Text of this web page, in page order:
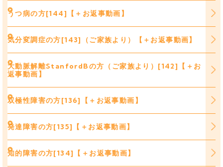
うつ病の方[144]【＋お返事動画】
気分変調症の方[143]（ご家族より）【＋お返事動画】
大動脈解離StanfordBの方（ご家族より）[142]【＋お
返事動画】
双極性障害の方[136]【＋お返事動画】
発達障害の方[135]【＋お返事動画】
知的障害の方[134]【＋お返事動画】